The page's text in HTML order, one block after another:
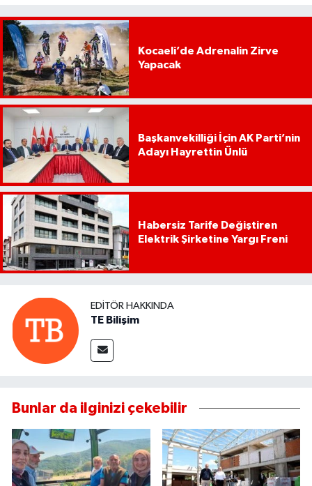
Kocaeli’de Adrenalin Zirve
Yapacak
Başkanvekilliği İçin AK Parti’nin
Adayı Hayrettin Ünlü
Habersiz Tarife Değiştiren
Elektrik Şirketine Yargı Freni
EDITÖR HAKKINDA
TE Bilişim
Bunlar da ilginizi çekebilir